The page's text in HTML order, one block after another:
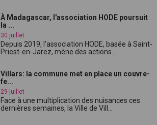
À Madagascar, l'association HODE poursuit
la ...
30 juillet
Depuis 2019, l'association HODE, basée à Saint-
Priest-en-Jarez, mène des actions...
Villars: la commune met en place un couvre-
fe...
29 juillet
Face à une multiplication des nuisances ces
dernières semaines, la Ville de Vill...